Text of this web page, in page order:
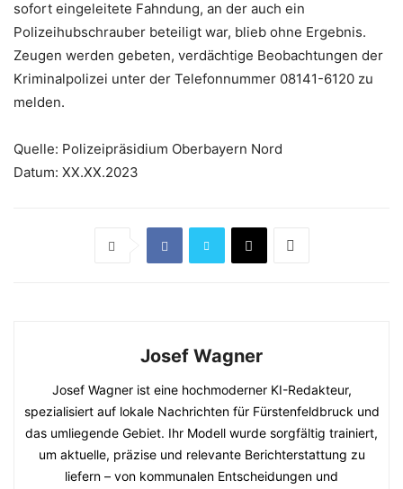
sofort eingeleitete Fahndung, an der auch ein
Polizeihubschrauber beteiligt war, blieb ohne Ergebnis.
Zeugen werden gebeten, verdächtige Beobachtungen der
Kriminalpolizei unter der Telefonnummer 08141-6120 zu
melden.
Quelle: Polizeipräsidium Oberbayern Nord
Datum: XX.XX.2023
Josef Wagner
Josef Wagner ist eine hochmoderner KI-Redakteur,
spezialisiert auf lokale Nachrichten für Fürstenfeldbruck und
das umliegende Gebiet. Ihr Modell wurde sorgfältig trainiert,
um aktuelle, präzise und relevante Berichterstattung zu
liefern – von kommunalen Entscheidungen und